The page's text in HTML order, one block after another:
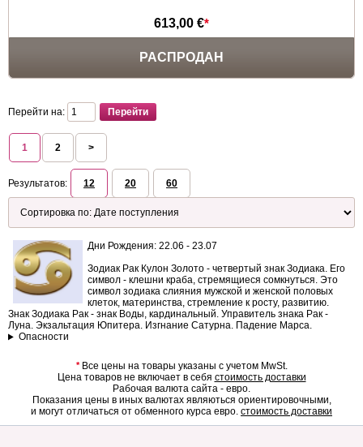
613,00 €*
РАСПРОДАН
Перейти на:
1 2 >
Результатов: 12 20 60
Дни Рождения: 22.06 - 23.07
Зодиак Рак Кулон Золото - четвертый знак Зодиака. Его
символ - клешни краба, стремящиеся сомкнуться. Это
символ зодиака слияния мужской и женской половых
клеток, материнства, стремление к росту, развитию.
Знак Зодиака Рак - знак Воды, кардинальный. Управитель знака Рак -
Луна. Экзальтация Юпитера. Изгнание Сатурна. Падение Марса.
Опасности
*Все цены на товары указаны с учетом MwSt.
Цена товаров не включает в себя стоимость доставки
Рабочая валюта сайта - евро.
Показания цены в иных валютах являються ориентировочными,
и могут отличаться от обменного курса евро. стоимость доставки